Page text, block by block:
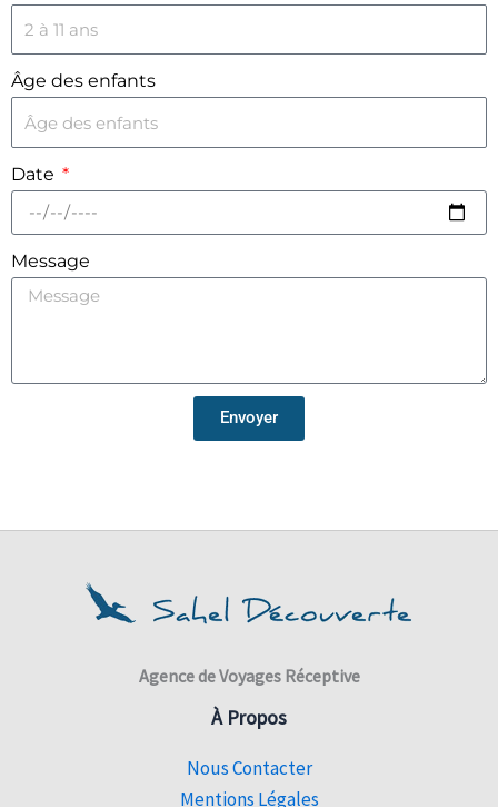
Âge des enfants
Date
Message
Envoyer
Agence de Voyages Réceptive
À Propos
Nous Contacter
Mentions Légales